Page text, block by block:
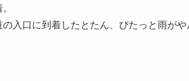
入口に到着したとたん、ぴたっと雨が